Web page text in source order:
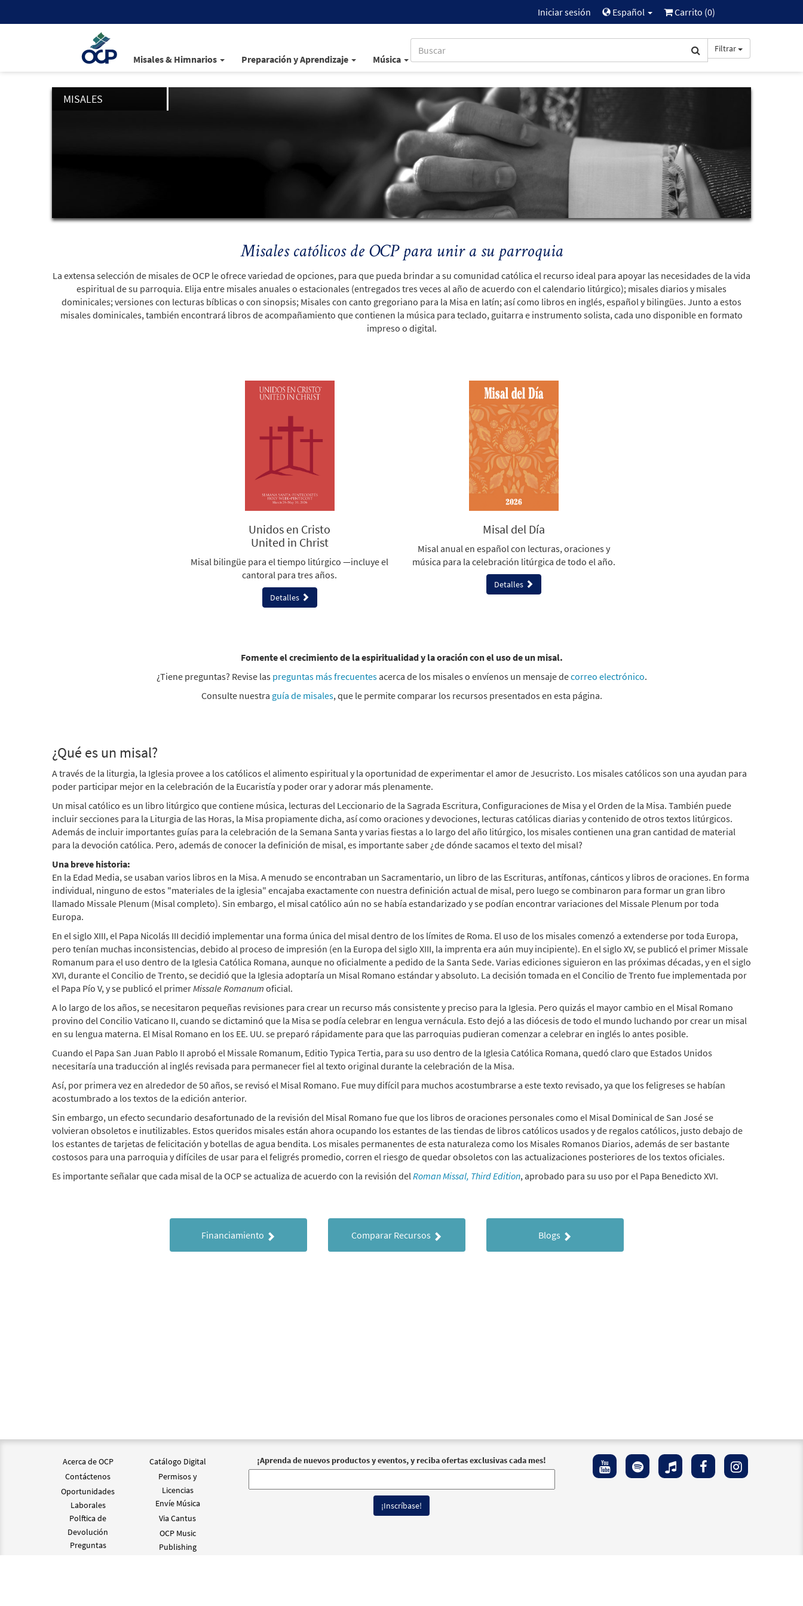
Iniciar sesión Español Carrito (0)
Misales & Himnarios Preparación y Aprendizaje Música
Filtrar
MISALES
Misales católicos de OCP para unir a su parroquia
La extensa selección de misales de OCP le ofrece variedad de opciones, para que pueda brindar a su comunidad católica el recurso ideal para apoyar las necesidades de la vida
espiritual de su parroquia. Elija entre misales anuales o estacionales (entregados tres veces al año de acuerdo con el calendario litúrgico); misales diarios y misales
dominicales; versiones con lecturas bíblicas o con sinopsis; Misales con canto gregoriano para la Misa en latín; así como libros en inglés, español y bilingües. Junto a estos
misales dominicales, también encontrará libros de acompañamiento que contienen la música para teclado, guitarra e instrumento solista, cada uno disponible en formato
impreso o digital.
Unidos en Cristo
United in Christ
Misal bilingüe para el tiempo litúrgico —incluye el
cantoral para tres años.
Detalles
Misal del Día
Misal anual en español con lecturas, oraciones y
música para la celebración litúrgica de todo el año.
Detalles
Fomente el crecimiento de la espiritualidad y la oración con el uso de un misal.
¿Tiene preguntas? Revise las preguntas más frecuentesacerca de los misales o envíenos un mensaje decorreo electrónico.
Consulte nuestra guía de misales, que le permite comparar los recursos presentados en esta página.
¿Qué es un misal?
A través de la liturgia, la Iglesia provee a los católicos el alimento espiritual y la oportunidad de experimentar el amor de Jesucristo. Los misales católicos son una ayudan para
poder participar mejor en la celebración de la Eucaristía y poder orar y adorar más plenamente.
Un misal católico es un libro litúrgico que contiene música, lecturas del Leccionario de la Sagrada Escritura, Configuraciones de Misa y el Orden de la Misa. También puede
incluir secciones para la Liturgia de las Horas, la Misa propiamente dicha, así como oraciones y devociones, lecturas católicas diarias y contenido de otros textos litúrgicos.
Además de incluir importantes guías para la celebración de la Semana Santa y varias fiestas a lo largo del año litúrgico, los misales contienen una gran cantidad de material
para la devoción católica. Pero, además de conocer la definición de misal, es importante saber ¿de dónde sacamos el texto del misal?
Una breve historia:
En la Edad Media, se usaban varios libros en la Misa. A menudo se encontraban un Sacramentario, un libro de las Escrituras, antífonas, cánticos y libros de oraciones. En forma
individual, ninguno de estos "materiales de la iglesia" encajaba exactamente con nuestra definición actual de misal, pero luego se combinaron para formar un gran libro
llamado Missale Plenum (Misal completo). Sin embargo, el misal católico aún no se había estandarizado y se podían encontrar variaciones del Missale Plenum por toda
Europa.
En el siglo XIII, el Papa Nicolás III decidió implementar una forma única del misal dentro de los límites de Roma. El uso de los misales comenzó a extenderse por toda Europa,
pero tenían muchas inconsistencias, debido al proceso de impresión (en la Europa del siglo XIII, la imprenta era aún muy incipiente). En el siglo XV, se publicó el primer Missale
Romanum para el uso dentro de la Iglesia Católica Romana, aunque no oficialmente a pedido de la Santa Sede. Varias ediciones siguieron en las próximas décadas, y en el siglo
XVI, durante el Concilio de Trento, se decidió que la Iglesia adoptaría un Misal Romano estándar y absoluto. La decisión tomada en el Concilio de Trento fue implementada por
el Papa Pío V, y se publicó el primerMissale Romanum oficial.
A lo largo de los años, se necesitaron pequeñas revisiones para crear un recurso más consistente y preciso para la Iglesia. Pero quizás el mayor cambio en el Misal Romano
provino del Concilio Vaticano II, cuando se dictaminó que la Misa se podía celebrar en lengua vernácula. Esto dejó a las diócesis de todo el mundo luchando por crear un misal
en su lengua materna. El Misal Romano en los EE. UU. se preparó rápidamente para que las parroquias pudieran comenzar a celebrar en inglés lo antes posible.
Cuando el Papa San Juan Pablo II aprobó el Missale Romanum, Editio Typica Tertia, para su uso dentro de la Iglesia Católica Romana, quedó claro que Estados Unidos
necesitaría una traducción al inglés revisada para permanecer fiel al texto original durante la celebración de la Misa.
Así, por primera vez en alrededor de 50 años, se revisó el Misal Romano. Fue muy difícil para muchos acostumbrarse a este texto revisado, ya que los feligreses se habían
acostumbrado a los textos de la edición anterior.
Sin embargo, un efecto secundario desafortunado de la revisión del Misal Romano fue que los libros de oraciones personales como el Misal Dominical de San José se
volvieran obsoletos e inutilizables. Estos queridos misales están ahora ocupando los estantes de las tiendas de libros católicos usados ​​y de regalos católicos, justo debajo de
los estantes de tarjetas de felicitación y botellas de agua bendita. Los misales permanentes de esta naturaleza como los Misales Romanos Diarios, además de ser bastante
costosos para una parroquia y difíciles de usar para el feligrés promedio, corren el riesgo de quedar obsoletos con las actualizaciones posteriores de los textos oficiales.
Es importante señalar que cada misal de la OCP se actualiza de acuerdo con la revisión del Roman Missal, Third Edition, aprobado para su uso por el Papa Benedicto XVI.
Financiamiento Comparar Recursos Blogs
Acerca de OCP
Contáctenos
Oportunidades
Laborales
Polftica de
Devolución
Preguntas
Catálogo Digital
Permisos y
Licencias
Envíe Música
Via Cantus
OCP Music
Publishing
¡Aprenda de nuevos productos y eventos, y reciba ofertas exclusivas cada mes!